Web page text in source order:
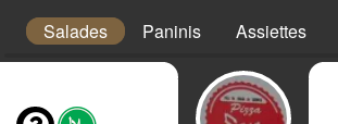
Salades Paninis Assiettes